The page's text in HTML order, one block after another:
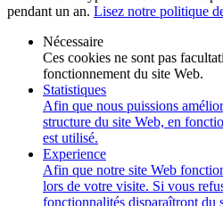
pendant un an. Lisez notre politique
Nécessaire
Ces cookies ne sont pas
fonctionnement du site Web.
Statistiques
Afin que nous puissions
structure du site Web, en
est utilisé.
Experience
Afin que notre site Web
lors de votre visite. Si vous
fonctionnalités disparaîtront du